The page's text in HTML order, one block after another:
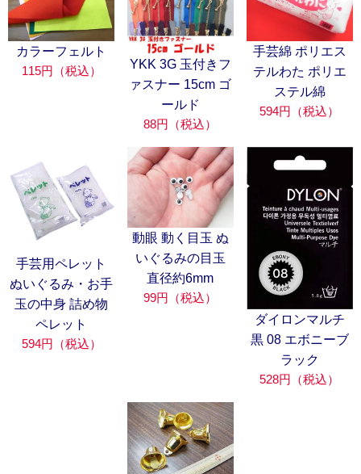
カラーフェルト
115円（税込）
YKK 3G 玉付きフ
ァスナー 15cm ゴ
ールド
88円（税込）
手芸綿 ポリエス
テルわた ポリエ
ステル綿
594円（税込）
手芸用ペレット
ぬいぐるみ・お手
玉の中身 詰め物
ペレット
594円（税込）
動眼 動く目玉 ぬ
いぐるみの目玉
直径約6mm
99円（税込）
ダイロンマルチ
黒 08 エボニーブ
ラック
528円（税込）